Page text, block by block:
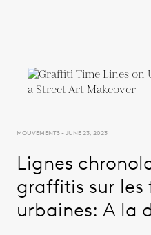
MOUVEMENTS - JUNE 23, 2023
Lignes
graffitis sur les
urbaines: A la